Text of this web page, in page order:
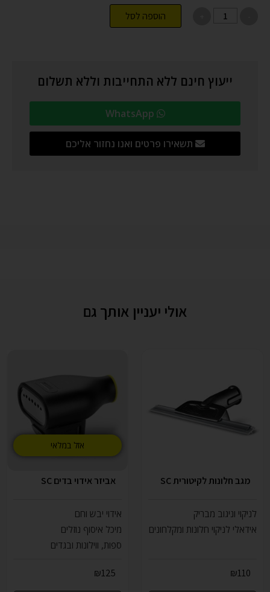
הוספה לסל
ייעוץ חינם ללא התחייבות וללא תשלום
תשאירו פרטים ואנו נחזור אליכם
אולי יעניין אותך גם
מגב חלונות לקיטורית SC
לניקוי וניגוב מבריק
אידאלי לניקוי חלונות ומקלחונים
₪110
אזל במלאי
אביזר אידוי בדים SC
אידוי יבש וחם
מיכל איסוף נוזלים
ספות, ווילונות ובגדים
₪125